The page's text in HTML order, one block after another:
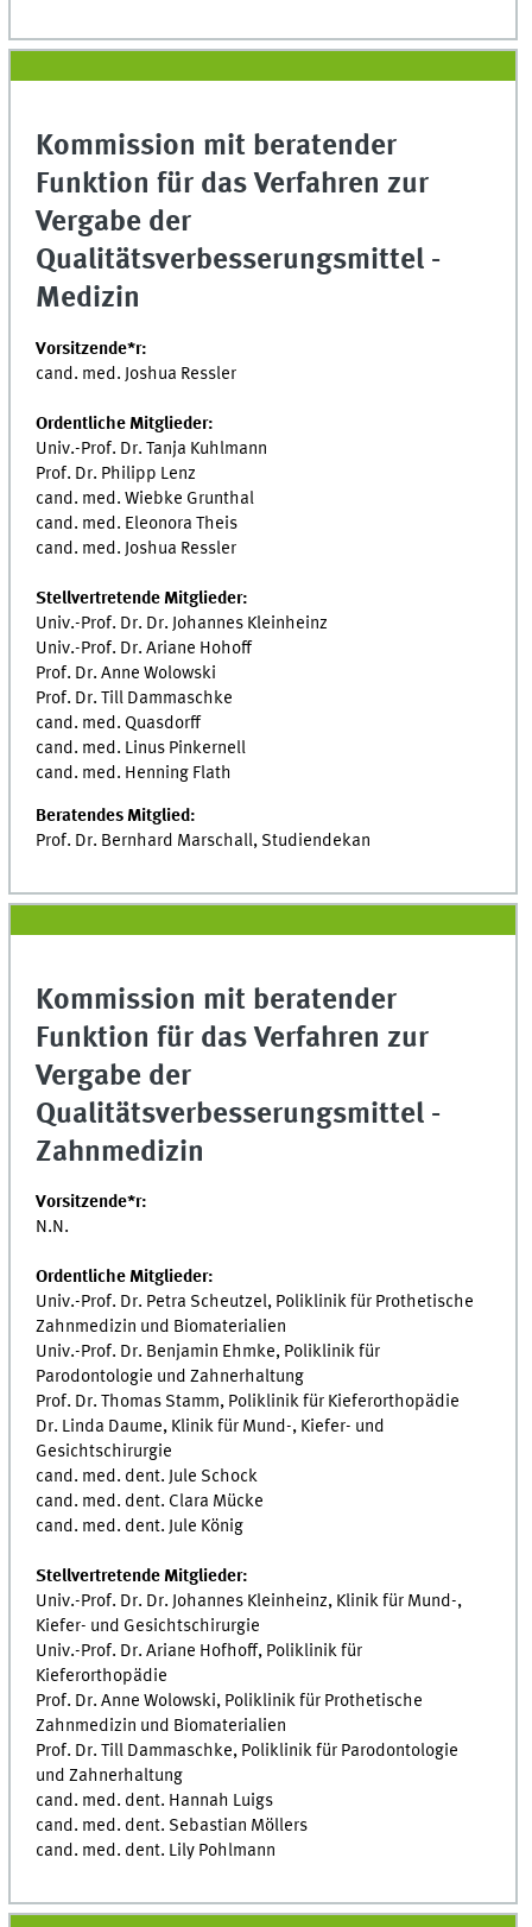
Kommission mit beratender
Funktion für das Verfahren zur
Vergabe der
Qualitätsverbesserungsmittel -
Medizin
Vorsitzende*r:
cand. med. Joshua Ressler
Ordentliche Mitglieder:
Univ.-Prof. Dr. Tanja Kuhlmann
Prof. Dr. Philipp Lenz
cand. med. Wiebke Grunthal
cand. med. Eleonora Theis
cand. med. Joshua Ressler
Stellvertretende Mitglieder:
Univ.-Prof. Dr. Dr. Johannes Kleinheinz
Univ.-Prof. Dr. Ariane Hohoff
Prof. Dr. Anne Wolowski
Prof. Dr. Till Dammaschke
cand. med. Quasdorff
cand. med. Linus Pinkernell
cand. med. Henning Flath
Beratendes Mitglied:
Prof. Dr. Bernhard Marschall, Studiendekan
Kommission mit beratender
Funktion für das Verfahren zur
Vergabe der
Qualitätsverbesserungsmittel -
Zahnmedizin
Vorsitzende*r:
N.N.
Ordentliche Mitglieder:
Univ.-Prof. Dr. Petra Scheutzel, Poliklinik für Prothetische
Zahnmedizin und Biomaterialien
Univ.-Prof. Dr. Benjamin Ehmke, Poliklinik für
Parodontologie und Zahnerhaltung
Prof. Dr. Thomas Stamm, Poliklinik für Kieferorthopädie
Dr. Linda Daume, Klinik für Mund-, Kiefer- und
Gesichtschirurgie
cand. med. dent. Jule Schock
cand. med. dent. Clara Mücke
cand. med. dent. Jule König
Stellvertretende Mitglieder:
Univ.-Prof. Dr. Dr. Johannes Kleinheinz, Klinik für Mund-,
Kiefer- und Gesichtschirurgie
Univ.-Prof. Dr. Ariane Hofhoff, Poliklinik für
Kieferorthopädie
Prof. Dr. Anne Wolowski, Poliklinik für Prothetische
Zahnmedizin und Biomaterialien
Prof. Dr. Till Dammaschke, Poliklinik für Parodontologie
und Zahnerhaltung
cand. med. dent. Hannah Luigs
cand. med. dent. Sebastian Möllers
cand. med. dent. Lily Pohlmann